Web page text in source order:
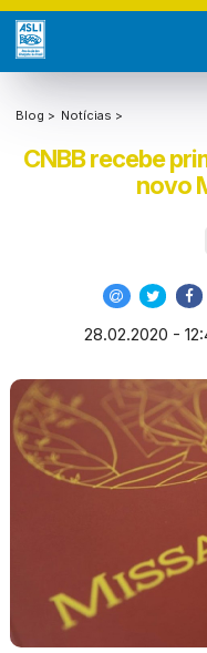
Blog > Notícias >
CNBB recebe
novo
28.02.2020 -